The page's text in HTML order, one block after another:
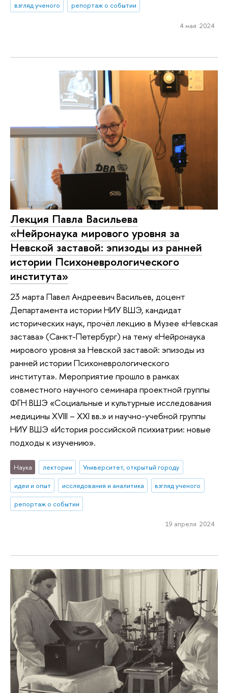
взгляд ученого
репортаж о событии
4 мая 2024
Лекция Павла Васильева
«Нейронаука мирового уровня за
Невской заставой: эпизоды из ранней
истории Психоневрологического
института»
23 марта Павел Андреевич Васильев, доцент
Департамента истории НИУ ВШЭ, кандидат
исторических наук, прочёл лекцию в Музее «Невская
застава» (Санкт-Петербург) на тему «Нейронаука
мирового уровня за Невской заставой: эпизоды из
ранней истории Психоневрологического
института». Мероприятие прошло в рамках
совместного научного семинара проектной группы
ФГН ВШЭ «Социальные и культурные исследования
медицины XVIII – XXI вв.» и научно-учебной группы
НИУ ВШЭ «История российской психиатрии: новые
подходы к изучению».
Наука лектории
Университет, открытый городу
идеи и опыт
исследования и аналитика
взгляд ученого
репортаж о событии
19 апреля 2024